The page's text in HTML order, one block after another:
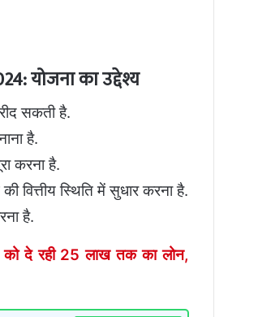
योजना का उद्देश्य
सकती है.
है.
करना है.
वित्तीय स्थिति में सुधार करना है.
है.
दे रही 25 लाख तक का लोन,